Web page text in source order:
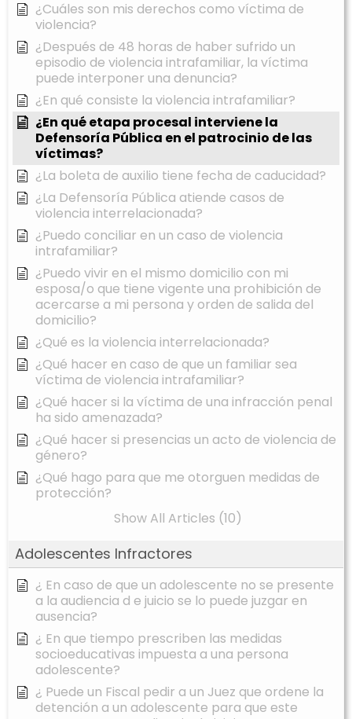
¿Cuáles son mis derechos como víctima de
violencia?
¿Después de 48 horas de haber sufrido un
episodio de violencia intrafamiliar, la víctima
puede interponer una denuncia?
¿En qué consiste la violencia intrafamiliar?
¿En qué etapa procesal interviene la
Defensoría Pública en el patrocinio de las
víctimas?
¿La boleta de auxilio tiene fecha de caducidad?
¿La Defensoría Pública atiende casos de
violencia interrelacionada?
¿Puedo conciliar en un caso de violencia
intrafamiliar?
¿Puedo vivir en el mismo domicilio con mi
esposa/o que tiene vigente una prohibición de
acercarse a mi persona y orden de salida del
domicilio?
¿Qué es la violencia interrelacionada?
¿Qué hacer en caso de que un familiar sea
víctima de violencia intrafamiliar?
¿Qué hacer si la víctima de una infracción penal
ha sido amenazada?
¿Qué hacer si presencias un acto de violencia de
género?
¿Qué hago para que me otorguen medidas de
protección?
Show All Articles (10)
Adolescentes Infractores
¿ En caso de que un adolescente no se presente
a la audiencia d e juicio se lo puede juzgar en
ausencia?
¿ En que tiempo prescriben las medidas
socioeducativas impuesta a una persona
adolescente?
¿ Puede un Fiscal pedir a un Juez que ordene la
detención a un adolescente para que este